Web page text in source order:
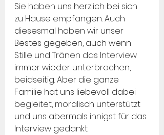
Sie haben uns herzlich bei sich
zu Hause empfangen. Auch
diesesmal haben wir unser
Bestes gegeben, auch wenn
Stille und Tränen das Interview
immer wieder unterbrachen,
beidseitig. Aber die ganze
Familie hat uns liebevoll dabei
begleitet, moralisch unterstützt
und uns abermals innigst für das
Interview gedankt.